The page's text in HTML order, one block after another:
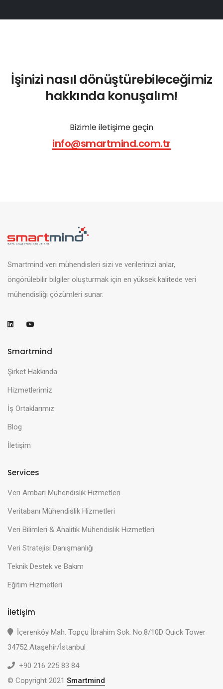
İşinizi nasıl dönüştürebileceğimiz
hakkında konuşalım!
Bizimle iletişime geçin
info@smartmind.com.tr
Smartmind veri mühendisleri sizi ve verilerinizi anlar,
öngörülebilir bilgiler oluşturmak için en yüksek kalitede veri
mühendisliği çözümleri sunar.
Smartmind
Şirket Hakkında
Hizmetlerimiz
İş Ortaklarımız
Blog
İletişim
Services
Veri Ambarı Mühendislik Hizmetleri
Veritabanı Mühendislik Hizmetleri
Veri Bilimleri & Analitik Mühendislik Hizmetleri
Veri Stratejisi Danışmanlığı
Teknik Destek ve Bakım
Eğitim Hizmetleri
İletişim
İçerenköy Mah. Topçu İbrahim Sok. No:8/10D Quick Tower
34752 Ataşehir/İstanbul
+90 216 225 83 84
© Copyright 2021 Smartmind